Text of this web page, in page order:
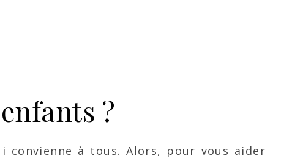
?
à tous. Alors, pour vous aider